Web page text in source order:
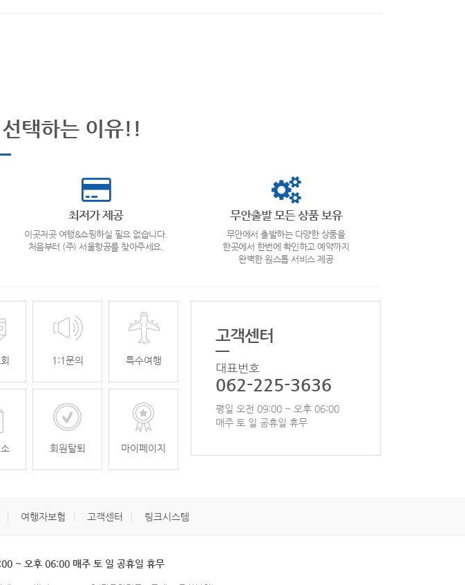
택하는 이유!!
최저가 제공
이곳저곳 여행&쇼핑하실 필요 없습니다.
처음부터 (주) 서울항공를 찾아주세요.
무안출발 모든 상품 보유
무안에서 출발하는 다양한 상품을
한곳에서 한번에 확인하고 예약까지
완벽한 원스톱 서비스 제공
1:1문의 특수여행
회원탈퇴 마이페이지
고객센터
대표번호
062-225-3636
평일 오전 09:00 ~ 오후 06:00
매주 토 일 공휴일 휴무
여행자보험 고객센터 링크시스템
~ 오후 06:00 매주 토 일 공휴일 휴무